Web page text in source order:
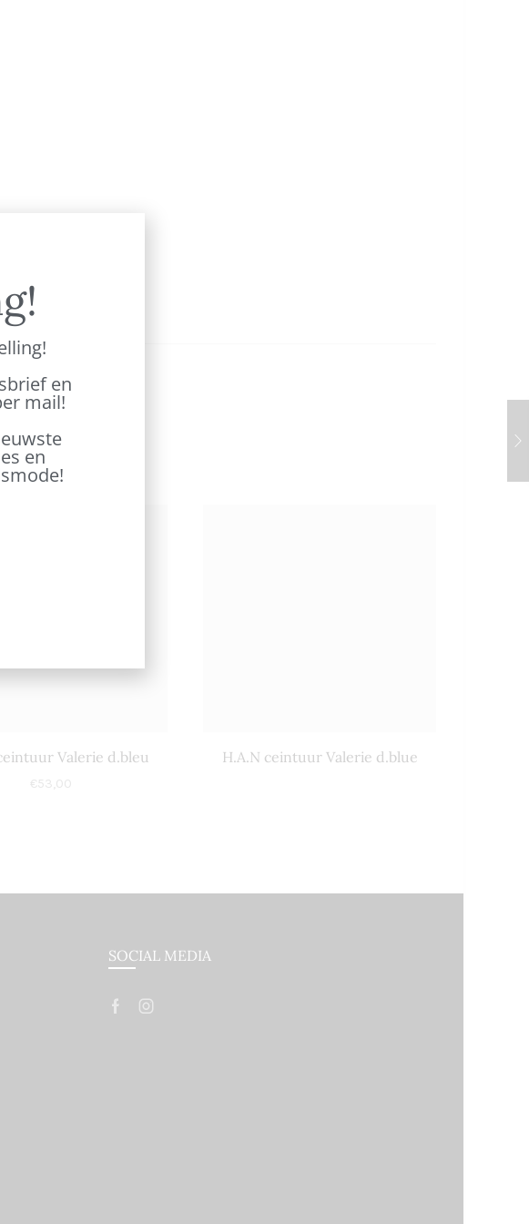
Valerie d.bleu
€ 53,00
H.A.N ceintuur Valerie d.blue
SOCIAL MEDIA
en
mail!
en